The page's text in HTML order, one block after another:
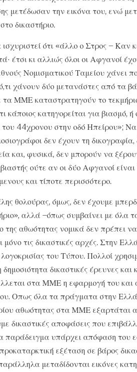
μετέδωσαν την εικόνα του, ενώ
δικαστήριο.
ότι «άλλο ο Στρος – Καν
έτσι κι αλλιώς όλοι οι Αφγανοί
Νομισματικού Ταμείου χάνει
χάνουν δύο μετανάστες από τα
ΜΜΕ καταστρατηγούν το
κάποιος κατηγορείται για βιασμό,
του 44χρονου στην οδό Ηπείρου»; Να
δεν έχουν τη
και, φυσικά, δεν μπορούν να
ούτε αν οι δύο Αφγανοί
και τίποτε περισσότερο.
θολούρας, όμως, δεν έχουμε
αλλά –όπως συμβαίνει με όλα
της αθωότητας νομικά δεν πρέπει
μόνο τις δικαστικές αρχές. Στην
του Τύπου. Πολλοί
δικαστικές έρευνες και
στα ΜΜΕ η εφαρμογή του και
Οπως όλα τα πράγματα στην
αθωότητας στα ΜΜΕ εξαρτάται
δικαστικές αποφάσεις που
παράδειγμα υπάρχει απόφαση του
εξέταση σε βάρος
μεταδίδονται εικόνες